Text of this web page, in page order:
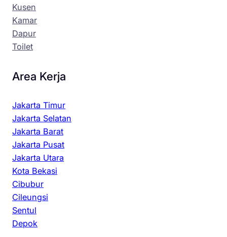
Kusen
Kamar
Dapur
Toilet
Area Kerja
Jakarta Timur
Jakarta Selatan
Jakarta Barat
Jakarta Pusat
Jakarta Utara
Kota Bekasi
Cibubur
Cileungsi
Sentul
Depok